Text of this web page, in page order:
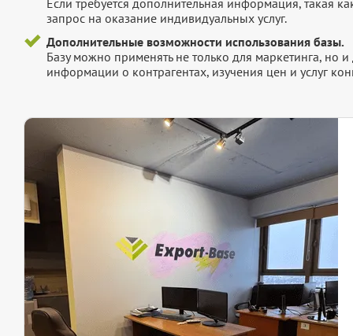
Если требуется дополнительная информация, такая
запрос на оказание индивидуальных услуг.
Дополнительные возможности использования базы.
Базу можно применять не только для маркетинга, но
информации о контрагентах, изучения цен и услуг